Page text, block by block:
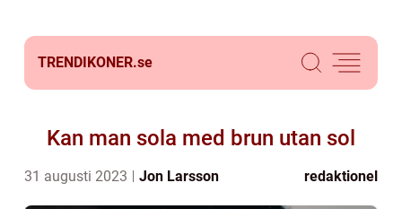
TRENDIKONER.se
Kan man sola med brun utan sol
31 augusti 2023 Jon Larsson redaktionel